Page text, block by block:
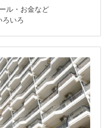
ル・お金など
ろいろ